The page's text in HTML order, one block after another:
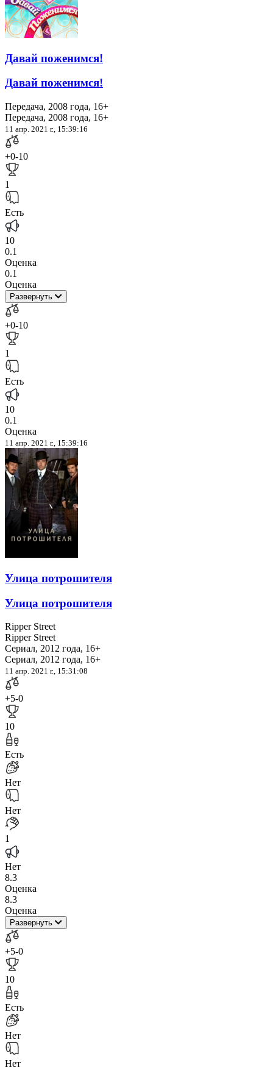
Давай поженимся!
Давай поженимся!
Передача, 2008 года, 16+
Передача, 2008 года, 16+
11 апр. 2021 г., 15:39:16
+0-10
1
Есть
10
0.1
Оценка
0.1
Оценка
Развернуть
+0-10
1
Есть
10
0.1
Оценка
11 апр. 2021 г., 15:39:16
Улица потрошителя
Улица потрошителя
Ripper Street
Ripper Street
Сериал, 2012 года, 16+
Сериал, 2012 года, 16+
11 апр. 2021 г., 15:31:08
+5-0
10
Есть
Нет
Нет
1
Нет
8.3
Оценка
8.3
Оценка
Развернуть
+5-0
10
Есть
Нет
Нет